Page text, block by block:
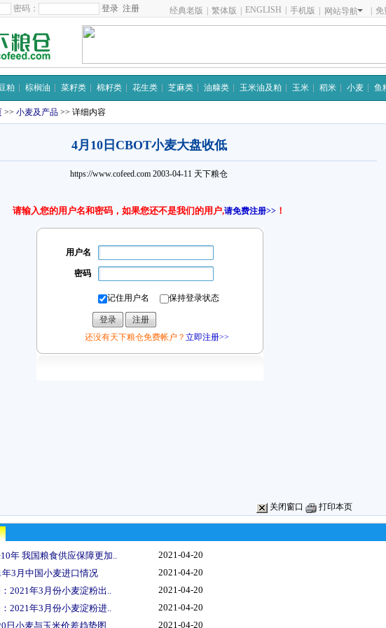
密码： 注册 经典老版 繁体版 ENGLISH 手机版 网站导航 免
粕 棕榈油 菜籽类 棉籽类 花生类 芝麻类 油糠类 玉米油及粕 玉米 稻米 小麦 鱼
>> 小麦及产品 >> 详细内容
4月10日CBOT小麦大盘收低
https://www.cofeed.com 2003-04-11 天下粮仓
请输入您的用户名和密码，如果您还不是我们的用户,请免费注册>> ！
用户名
密码
记住用户名 保持登录状态
还没有天下粮仓免费帐户？ 立即注册>>
关闭窗口 打印本页
年 我国粮食供应保障更加..
2021-04-20
年3月中国小麦进口情况
2021-04-20
2021年3月份小麦淀粉出..
2021-04-20
2021年3月份小麦淀粉进..
2021-04-20
日小麦与玉米价差趋势图
2021-04-20